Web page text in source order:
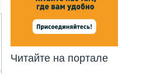
Читайте на портале